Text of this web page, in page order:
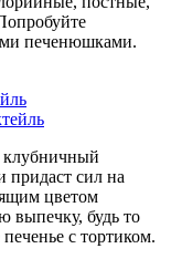
печенюшками.
придаст сил на
цветом
выпечку, будь то
с тортиком.